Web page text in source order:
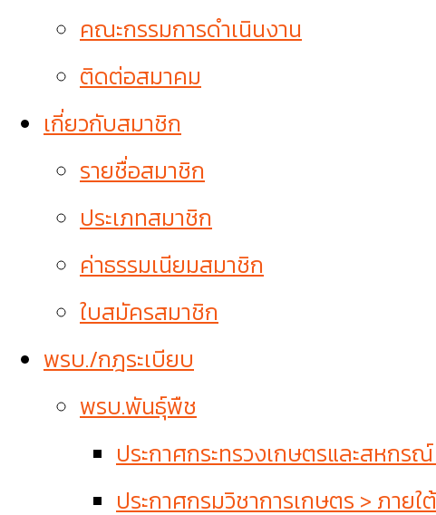
คณะกรรมการดำเนินงาน
ติดต่อสมาคม
เกี่ยวกับสมาชิก
รายชื่อสมาชิก
ประเภทสมาชิก
ค่าธรรมเนียมสมาชิก
ใบสมัครสมาชิก
พรบ./กฎระเบียบ
พรบ.พันธุ์พืช
ประกาศกระทรวงเกษตรและสหก
ประกาศกรมวิชาการเกษตร > ภาย